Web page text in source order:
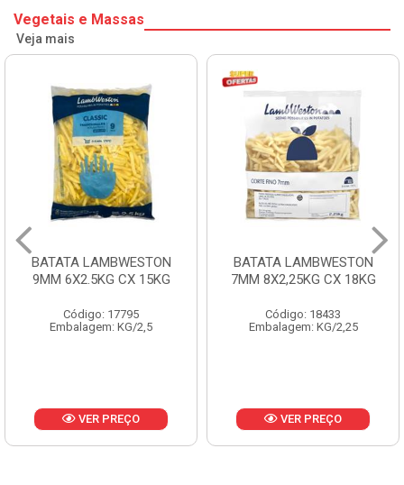
Vegetais e Massas
Veja mais
BATATA LAMBWESTON
9MM 6X2.5KG CX 15KG
Código: 17795
Embalagem: KG/2,5
VER PREÇO
BATATA LAMBWESTON
7MM 8X2,25KG CX 18KG
Código: 18433
Embalagem: KG/2,25
VER PREÇO